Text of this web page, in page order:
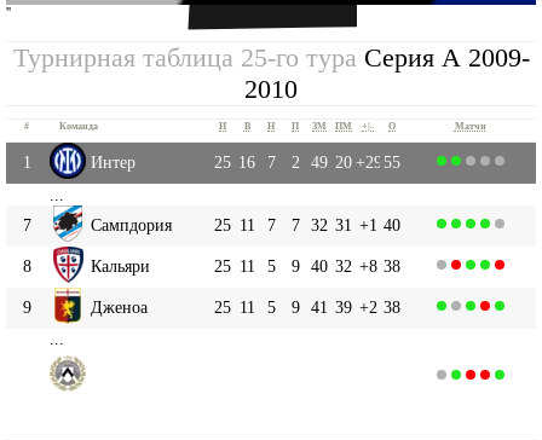
''
Турнирная таблица 25-го тура Серия А 2009-
2010
# Команда И В Н П ЗМ ПМ +|- О Матчи
1 Интер 25 16 7 2 49 20+29 55
7
Сампдория 25 11 7 7 32 31 +1 40
8 Кальяри 25 11 5 9 40 32 +8 38
9 Дженоа 25 11 5 9 41 39 +2 38